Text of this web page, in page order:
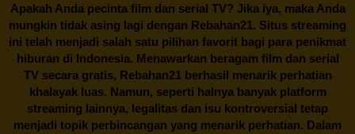
Apakah Anda pecinta film dan serial TV? Jika iya, maka Anda
mungkin tidak asing lagi dengan Rebahan21. Situs streaming
ini telah menjadi salah satu pilihan favorit bagi para penikmat
hiburan di Indonesia. Menawarkan beragam film dan serial
TV secara gratis, Rebahan21berhasil menarik perhatian
khalayak luas. Namun, seperti halnya banyak platform
streaming lainnya, legalitas dan isu kontroversial tetap
menjadi topik perbincangan yang menarik perhatian. Dalam